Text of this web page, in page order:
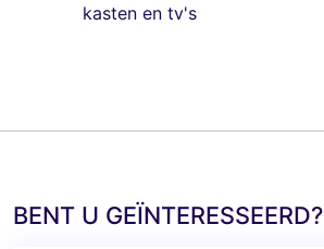
kasten en tv's
BENT U GEÏNTERESSEERD?